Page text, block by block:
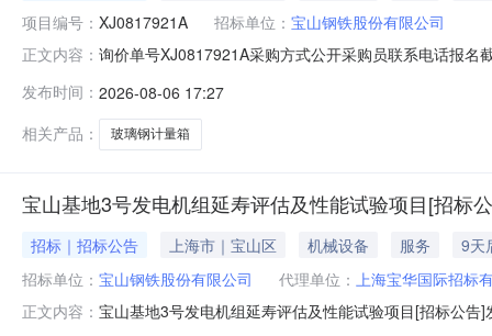
项目编号： XJ0817921A 招标单位： 宝山钢铁股份有限公司
正文内容： 询价单号XJ0817921A采购方式公开采购员联系电话报
理;原始制造厂:无;部件号:无;2.0piece2026-10-
发布时间： 2026-08-06 17:27
相关产品：
玻璃钢计量箱
宝山基地3号发电机组延寿评估及性能试验项目[招标
招标｜招标公告 上海市｜宝山区 机械设备 服务
9天
招标单位： 宝山钢铁股份有限公司 代理单位： 上海宝华国际招标
正文内容： 宝山基地3号发电机组延寿评估及性能试验项目[招标公